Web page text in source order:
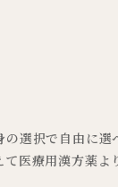
選択で自由に選
医療用漢方薬よ